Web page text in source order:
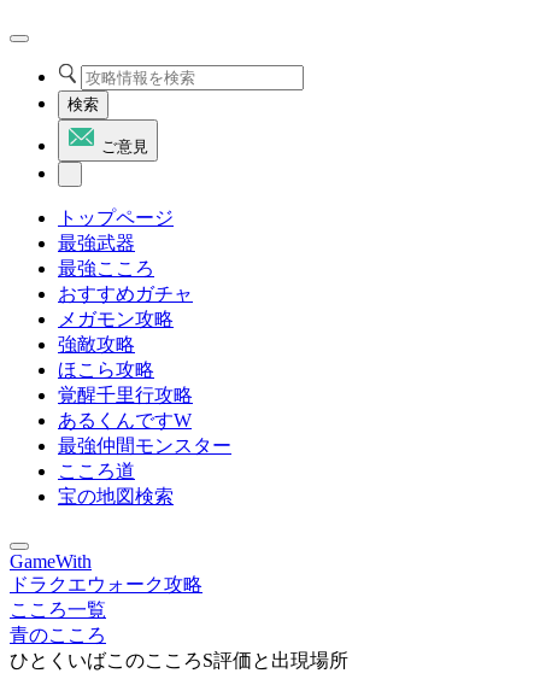
検索
ご意見
トップページ
最強武器
最強こころ
おすすめガチャ
メガモン攻略
強敵攻略
ほこら攻略
覚醒千里行攻略
あるくんですW
最強仲間モンスター
こころ道
宝の地図検索
GameWith
ドラクエウォーク攻略
こころ一覧
青のこころ
ひとくいばこのこころS評価と出現場所